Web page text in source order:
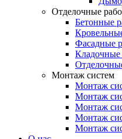
Отделочные
Бетонные
Фасадные
Кладочные
Монтаж систем
Монтаж
Монтаж
Монтаж
Монтаж
Монтаж